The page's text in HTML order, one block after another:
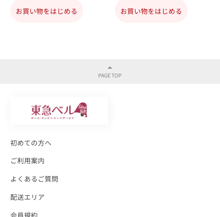
お買い物をはじめる お買い物をはじめる
初めての方へ
ご利用案内
よくあるご質問
配送エリア
会員規約